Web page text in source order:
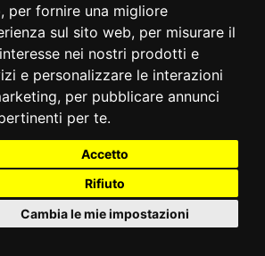
, per fornire una migliore
sul sito web, per misurare il
nei nostri prodotti e
e personalizzare le interazioni
, per pubblicare annunci
per te.
Accetto
Rifiuto
Cambia le mie impostazioni
Guida al servizio
Domande frequenti
Assistenza
Recupero prenotazioni
Visualizza ricevuta